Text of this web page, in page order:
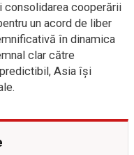
consolidarea cooperării
un acord de liber
în dinamica
clar către
Asia își